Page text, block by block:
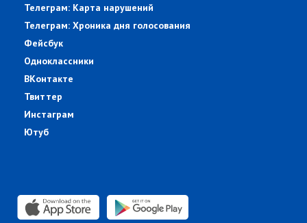
Телеграм: Карта нарушений
Телеграм: Хроника дня голосования
Фейсбук
Одноклассники
ВКонтакте
Твиттер
Инстаграм
Ютуб